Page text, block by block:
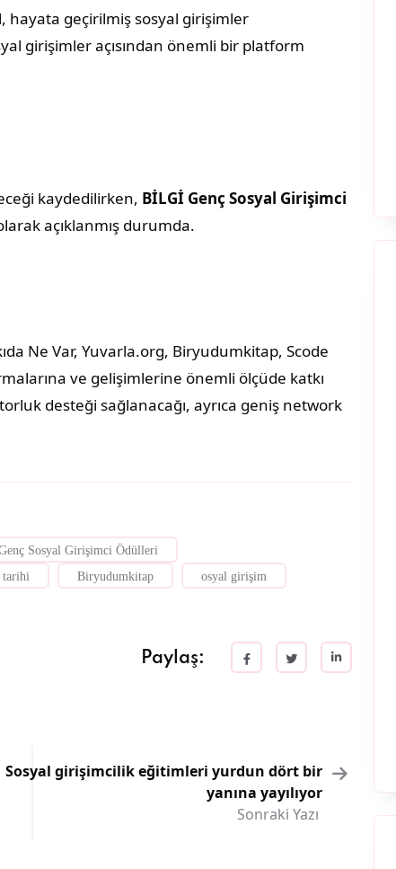
hayata geçirilmiş sosyal girişimler
girişimler açısından önemli bir platform
kaydedilirken, BİLGİ Genç Sosyal Girişimci
açıklanmış durumda.
Ne Var, Yuvarla.org, Biryudumkitap, Scode
ve gelişimlerine önemli ölçüde katkı
desteği sağlanacağı, ayrıca geniş network
Sosyal Girişimci Ödülleri
tarihi
Biryudumkitap
osyal girişim
Paylaş:
Sosyal girişimcilik eğitimleri yurdun dört bir
yanına yayılıyor
Sonraki Yazı